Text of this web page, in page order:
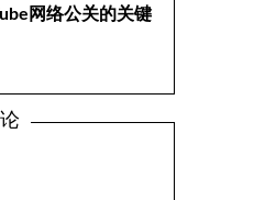
网络公关的关键